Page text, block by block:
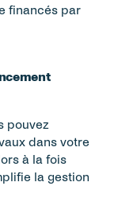
financés par
pouvez
à la fois
la gestion